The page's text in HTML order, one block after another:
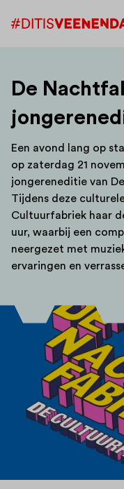
De
Een avond lang op
op zaterdag 21
jongereneditie van
Tijdens deze
Cultuurfabriek haar
uur, waarbij een
neergezet met
ervaringen en